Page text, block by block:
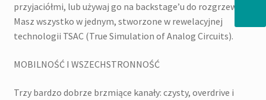
przyjaciółmi, lub używaj go na backstage’u do rozgrzewki.
Masz wszystko w jednym, stworzone w rewelacyjnej
technologii TSAC (True Simulation of Analog Circuits).
MOBILNOŚĆ I WSZECHSTRONNOŚĆ
Trzy bardzo dobrze brzmiące kanały: czysty, overdrive i